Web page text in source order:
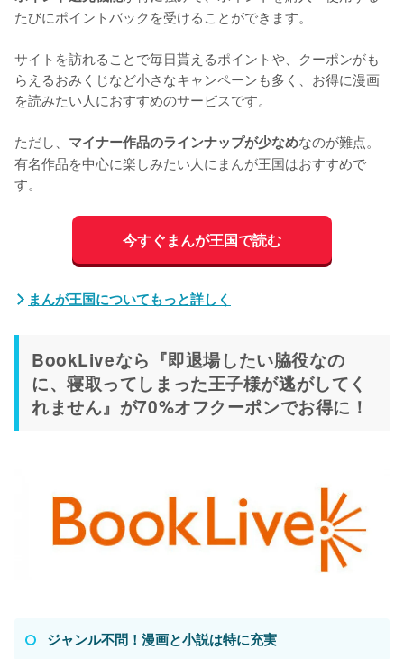
たびにポイントバックを受けることができます。
サイトを訪れることで毎日貰えるポイントや、クーポンがも
らえるおみくじなど小さなキャンペーンも多く、お得に漫画
を読みたい人におすすめのサービスです。
ただし、 マイナー作品のラインナップが少なめなのが難点。
有名作品を中心に楽しみたい人にまんが王国はおすすめで
す。
今すぐまんが王国で読む
まんが王国についてもっと詳しく
BookLiveなら『即退場したい脇役なの
に、寝取ってしまった王子様が逃がしてく
れません』が70%オフクーポンでお得に！
ジャンル不問！漫画と小説は特に充実